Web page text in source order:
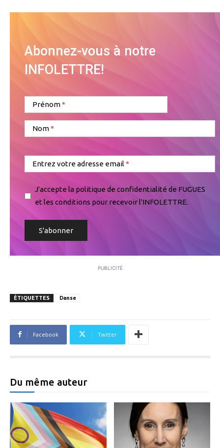
Abonnez-vous à notre
INFOLETTRE!
Prénom
Nom
Entrez votre adresse email
J'accepte la politique de confidentialité de FUGUES
et les conditions pour recevoir l'INFOLETTRE.
PUBLICITÉ
ÉTIQUETTES Danse
Facebook Twitter
Du même auteur